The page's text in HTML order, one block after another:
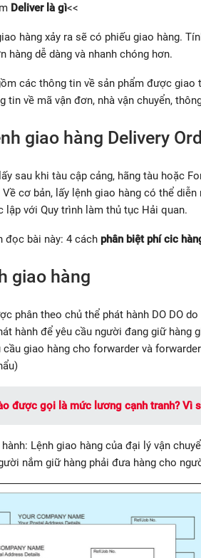
Deliver là gì<<
hàng xảy ra sẽ có phiếu giao hàng.
hàng dễ dàng và nhanh chóng hơn.
các thông tin về sản phẩm được
tin về mã vận đơn, nhà vận chuyển,
giao hàng Delivery
sau khi tàu cập cảng, hãng tàu hoặc
cơ bản, lấy lệnh giao hàng có thể
lập với Quy trình làm thủ tục Hải quan.
đọc bài này: 4 cách phân biệt phí cic
giao hàng
phân theo chủ thể phát hành DO DO
hành để yêu cầu người đang giữ
cầu giao hàng cho forwarder và
được gọi là mức lương cạnh tranh? Vì
Lệnh giao hàng của đại lý vận
nắm giữ hàng phải đưa hàng cho